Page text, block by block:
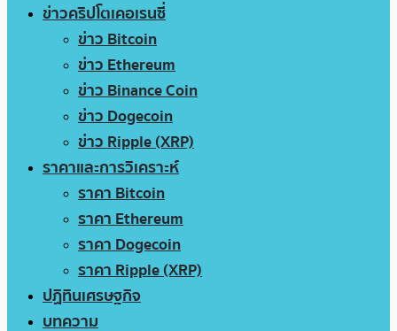
ข่าวคริปโตเคอเรนซี่
ข่าว Bitcoin
ข่าว Ethereum
ข่าว Binance Coin
ข่าว Dogecoin
ข่าว Ripple (XRP)
ราคาและการวิเคราะห์
ราคา Bitcoin
ราคา Ethereum
ราคา Dogecoin
ราคา Ripple (XRP)
ปฏิทินเศรษฐกิจ
บทความ